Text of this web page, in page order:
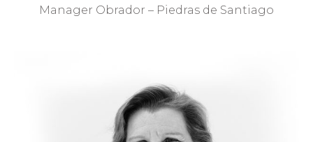
Manager Obrador – Piedras de Santiago